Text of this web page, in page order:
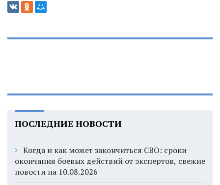
ПОСЛЕДНИЕ НОВОСТИ
Когда и как может закончиться СВО: сроки
окончания боевых действий от экспертов, свежие
новости на 10.08.2026